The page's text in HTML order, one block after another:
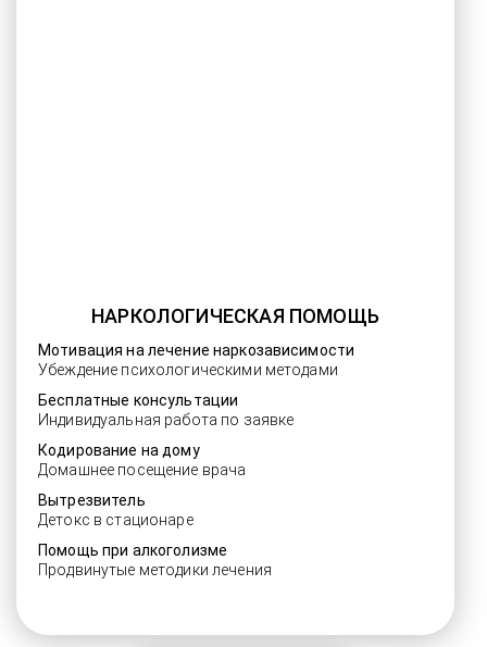
НАРКОЛОГИЧЕСКАЯ ПОМОЩЬ
Мотивация на лечение наркозависимости
Убеждение психологическими методами
Бесплатные консультации
Индивидуальная работа по заявке
Кодирование на дому
Домашнее посещение врача
Вытрезвитель
Детокс в стационаре
Помощь при алкоголизме
Продвинутые методики лечения